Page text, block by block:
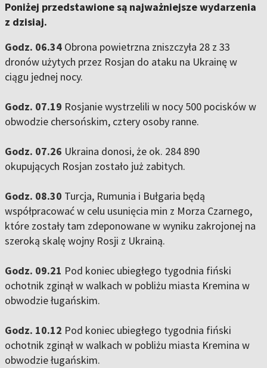
Poniżej przedstawione są najważniejsze wydarzenia
z dzisiaj.
Godz. 06.34 Obrona powietrzna zniszczyła 28 z 33
dronów użytych przez Rosjan do ataku na Ukrainę w
ciągu jednej nocy.
Godz. 07.19 Rosjanie wystrzelili w nocy 500 pocisków w
obwodzie chersońskim, cztery osoby ranne.
Godz. 07.26 Ukraina donosi, że ok. 284 890
okupujących Rosjan zostało już zabitych.
Godz. 08.30 Turcja, Rumunia i Bułgaria będą
współpracować w celu usunięcia min z Morza Czarnego,
które zostały tam zdeponowane w wyniku zakrojonej na
szeroką skalę wojny Rosji z Ukrainą.
Godz. 09.21 Pod koniec ubiegłego tygodnia fiński
ochotnik zginął w walkach w pobliżu miasta Kremina w
obwodzie ługańskim.
Godz. 10.12 Pod koniec ubiegłego tygodnia fiński
ochotnik zginął w walkach w pobliżu miasta Kremina w
obwodzie ługańskim.